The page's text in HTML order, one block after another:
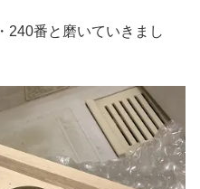
240番と磨いていきまし